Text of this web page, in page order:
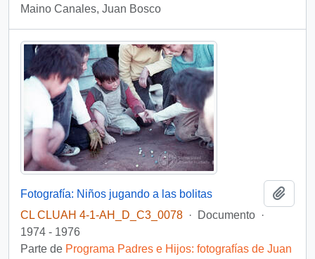
Maino Canales, Juan Bosco
Fotografía: Niños jugando a las bolitas
CL CLUAH 4-1-AH_D_C3_0078 · Documento ·
1974 - 1976
Parte de Programa Padres e Hijos: fotografías de Juan